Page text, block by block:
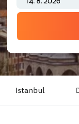
Istanbul